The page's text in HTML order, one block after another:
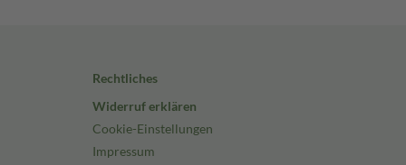
Rechtliches
Widerruf erklären
Cookie-Einstellungen
Impressum